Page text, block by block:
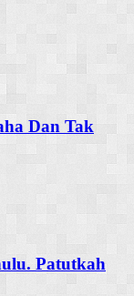
Dan Tak
Patutkah